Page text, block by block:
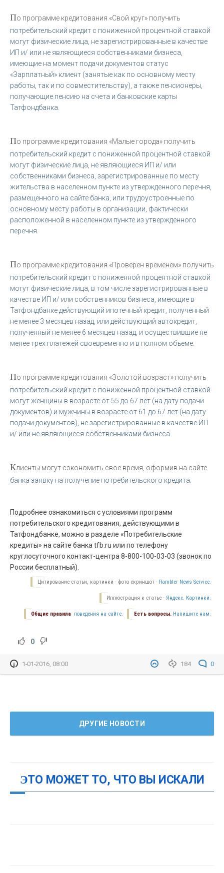
По программе кредитования «Свой круг» получить
потребительский кредит с пониженной процентной ставкой
могут физические лица, не зарегистрированные в качестве
ИП и/ или не являющиеся собственниками бизнеса,
имеющие на момент подачи документов статус
«Зарплатный» клиент (занятые как по основному месту
работы, так и по совместительству), а также пенсионеры,
получающие пенсию на счета и банковские карты
Татфондбанка.
По программе кредитования «Малые города» получить
потребительский кредит с пониженной процентной ставкой
могут физические лица, не являющиеся ИП и/ или
собственниками бизнеса, зарегистрированные по месту
жительства в населенном пункте из утвержденного перечня,
размещенного на сайте банка, или трудоустроенные по
основному месту работы в организации, фактически
расположенной в населенном пункте из утвержденного
перечня.
По программе кредитования «Проверен временем» получить
потребительский кредит с пониженной процентной ставкой
могут физические лица, в том числе зарегистрированные в
качестве ИП и/ или собственников бизнеса, имеющие в
Татфондбанке действующий ипотечный кредит, полученный
не менее 3 месяцев назад, или действующий автокредит,
полученный не менее 6 месяцев назад, и осуществившие не
менее трех платежей своевременно и в полном объеме.
По программе кредитования «Золотой возраст» получить
потребительский кредит с пониженной процентной ставкой
могут женщины в возрасте от 55 до 67 лет (на дату подачи
документов) и мужчины в возрасте от 61 до 67 лет (на дату
подачи документов), не зарегистрированные в качестве ИП
и/ или не являющиеся собственниками бизнеса.
Клиенты могут сэкономить свое время, оформив на сайте
банка заявку на получение потребительского кредита.
Подробнее ознакомиться с условиями программ
потребительского кредитования, действующими в
Татфондбанке, можно в разделе «Потребительские
кредиты» на сайте банка tfb.ru или по телефону
круглосуточного контакт-центра 8-800-100-03-03 (звонок по
России бесплатный).
Цитирование статьи, картинки - фото скриншот - Rambler News Service.
Иллюстрация к статье - Яндекс. Картинки.
Есть вопросы. Напишите нам.
Общие правила поведения на сайте.
0
184 0
1-01-2016, 08:00
ДРУГИЕ НОВОСТИ
ЭТО МОЖЕТ ТО, ЧТО ВЫ ИСКАЛИ